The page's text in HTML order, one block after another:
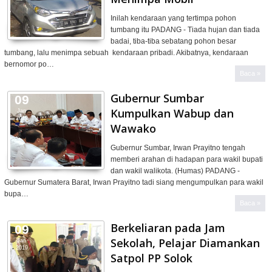
Inilah kendaraan yang tertimpa pohon
tumbang itu PADANG - Tiada hujan dan tiada
badai, tiba-tiba sebatang pohon besar
tumbang, lalu menimpa sebuah kendaraan pribadi. Akibatnya, kendaraan
bernomor po…
Baca »
Gubernur Sumbar
Kumpulkan Wabup dan
Wawako
Gubernur Sumbar, Irwan Prayitno tengah
memberi arahan di hadapan para wakil bupati
dan wakil walikota. (Humas) PADANG -
Gubernur Sumatera Barat, Irwan Prayitno tadi siang mengumpulkan para wakil
bupa…
Baca »
09
Jan
2019
Berkeliaran pada Jam
Sekolah, Pelajar Diamankan
Satpol PP Solok
09
Jan
2019